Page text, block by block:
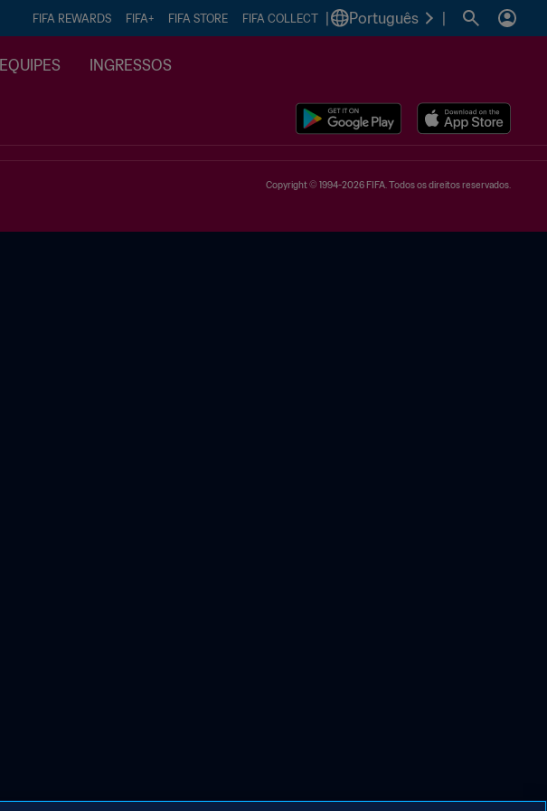
FIFA REWARDS FIFA+ FIFA STORE FIFA COLLECT Português
EQUIPES INGRESSOS
Copyright © 1994-2026 FIFA. Todos os direitos reservados.